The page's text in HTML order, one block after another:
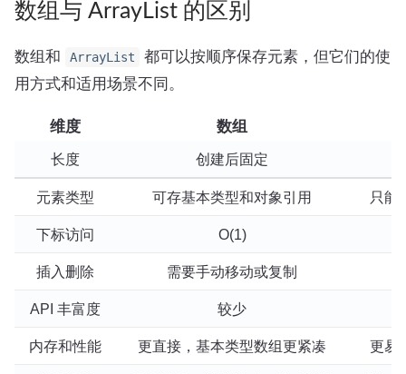
数组与 ArrayList 的区别
数组和 ArrayList
都可以按顺序保存元素，但它们的使
用方式和适用场景不同。
维度 数组
长度 创建后固定
元素类型 可存基本类型和对象引用 只能
下标访问 O(1)
插入删除 需要手动移动或复制
API 丰富度 较少
内存和性能 更直接，基本类型数组更紧凑 更易